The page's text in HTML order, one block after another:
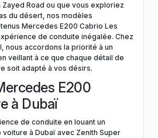
Road ou que vous exploriez
du désert, nos modèles
Mercedes E200 Cabrio Les
de conduite inégalée. Chez
nous accordons la priorité à un
veillant à ce que chaque détail de
soit adapté à vos désirs.
E200
à Dubaï
de conduite en louant un
à Dubaï avec Zenith Super